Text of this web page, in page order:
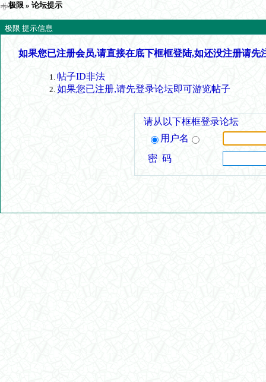
极限 » 论坛提示
极限 提示信息
如果您已注册会员,请直接在底下框框登陆,如还没注册请先
帖子ID非法
如果您已注册,请先登录论坛即可游览帖子
请从以下框框登录论坛
用户名
密 码